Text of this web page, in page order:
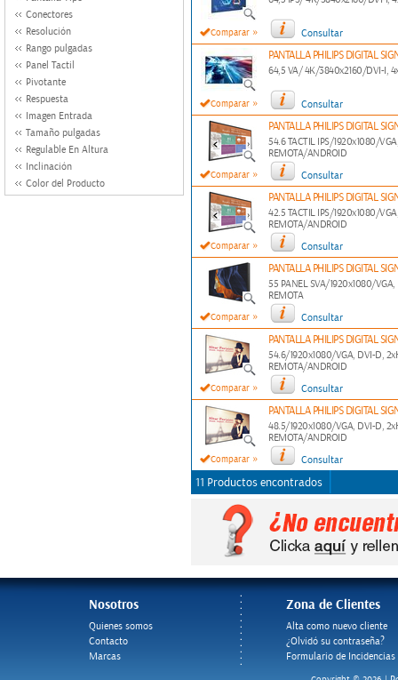
Conectores
Resolución
Rango pulgadas
Panel Tactil
Pivotante
Respuesta
Imagen Entrada
Tamaño pulgadas
Regulable En Altura
Inclinación
Color del Producto
Comparar » Consultar
Comparar »
PANTALLA PHILIPS DIGITAL
64,5 VA/ 4K/3840x2160/DVI-I,
Consultar
Comparar »
PANTALLA PHILIPS DIGITAL
54.6 TACTIL IPS/1920x1080/
REMOTA/ANDROID
Consultar
Comparar »
PANTALLA PHILIPS DIGITAL
42.5 TACTIL IPS/1920x1080/
REMOTA/ANDROID
Consultar
Comparar »
PANTALLA PHILIPS DIGITAL
55 PANEL SVA/1920x1080/
REMOTA
Consultar
Comparar »
PANTALLA PHILIPS DIGITAL
54.6/1920x1080/VGA, DVI-D,
REMOTA/ANDROID
Consultar
Comparar »
PANTALLA PHILIPS DIGITAL
48.5/1920x1080/VGA, DVI-D,
REMOTA/ANDROID
Consultar
11 Productos encontrados
Nosotros
Quienes somos
Contacto
Marcas
Zona de Clientes
Alta como nuevo cliente
¿Olvidó su contraseña?
Formulario de Incidencias